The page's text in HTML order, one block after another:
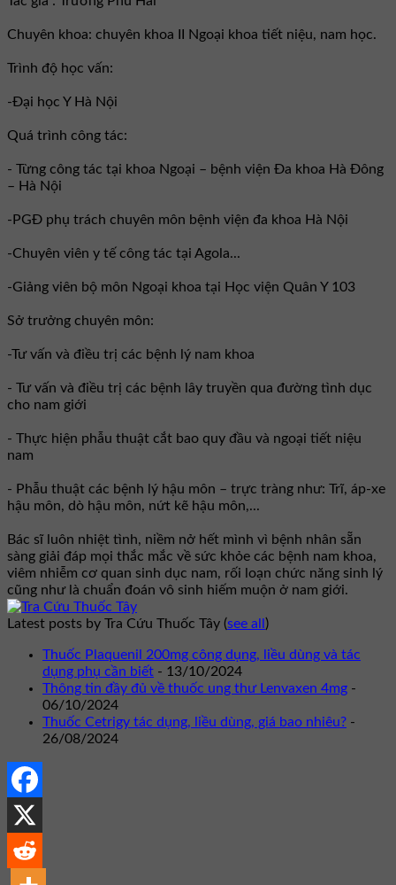
Chuyên khoa: chuyên khoa II Ngoại khoa tiết niệu, nam học.
Trình độ học vấn:
-Đại học Y Hà Nội
Quá trình công tác:
- Từng công tác tại khoa Ngoại – bệnh viện Đa khoa Hà Đông
– Hà Nội
-PGĐ phụ trách chuyên môn bệnh viện đa khoa Hà Nội
-Chuyên viên y tế công tác tại Agola...
-Giảng viên bộ môn Ngoại khoa tại Học viện Quân Y 103
Sở trưởng chuyên môn:
-Tư vấn và điều trị các bệnh lý nam khoa
- Tư vấn và điều trị các bệnh lây truyền qua đường tình dục
cho nam giới
- Thực hiện phẫu thuật cắt bao quy đầu và ngoại tiết niệu
nam
- Phẫu thuật các bệnh lý hậu môn – trực tràng như: Trĩ, áp-xe
hậu môn, dò hậu môn, nứt kẽ hậu môn,...
Bác sĩ luôn nhiệt tình, niềm nở hết mình vì bệnh nhân sẵn
sàng giải đáp mọi thắc mắc về sức khỏe các bệnh nam khoa,
viêm nhiễm cơ quan sinh dục nam, rối loạn chức năng sinh lý
cũng như là chuẩn đoán vô sinh hiếm muộn ở nam giới.
Latest posts by Tra Cứu Thuốc Tây (see all )
Thuốc Plaquenil 200mg công dụng, liều dùng và tác
dụng phụ cần biết - 13/10/2024
Thông tin đầy đủ về thuốc ung thư Lenvaxen 4mg -
06/10/2024
Thuốc Cetrigy tác dụng, liều dùng, giá bao nhiêu? -
26/08/2024